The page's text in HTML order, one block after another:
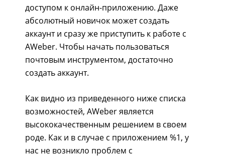
доступом к онлайн-приложению. Даже
абсолютный новичок может создать
аккаунт и сразу же приступить к работе с
AWeber. Чтобы начать пользоваться
почтовым инструментом, достаточно
создать аккаунт.
Как видно из приведенного ниже списка
возможностей, AWeber является
высококачественным решением в своем
роде. Как и в случае с приложением %1, у
нас не возникло проблем с